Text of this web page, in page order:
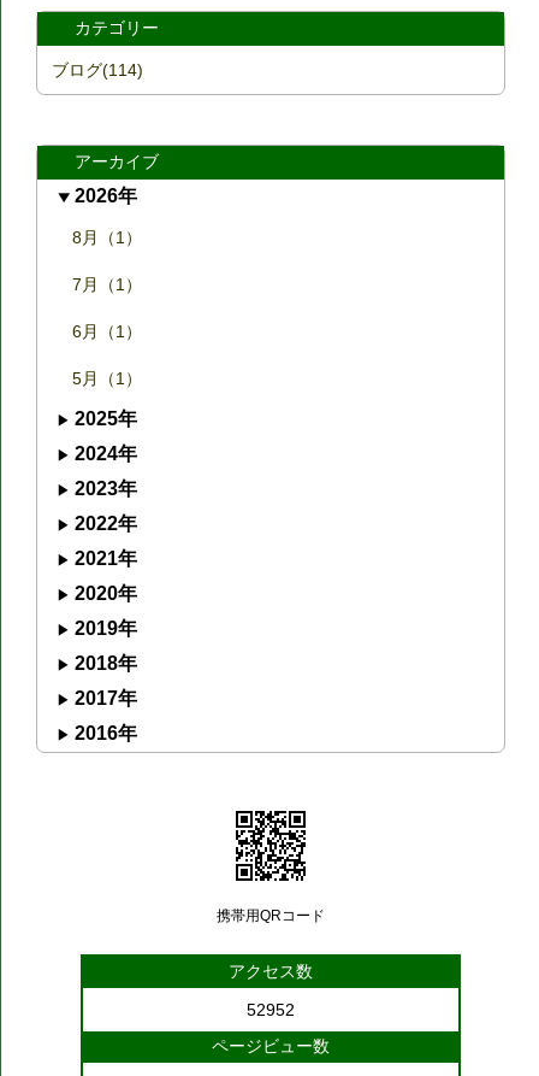
カテゴリー
ブログ(114)
アーカイブ
2026年
8月（1）
7月（1）
6月（1）
5月（1）
2025年
2024年
2023年
2022年
2021年
2020年
2019年
2018年
2017年
2016年
携帯用QRコード
アクセス数
52952
ページビュー数